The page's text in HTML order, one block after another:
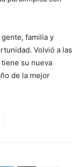
familia y
Volvió a las
su nueva
de la mejor